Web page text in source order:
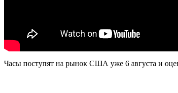
Часы поступят на рынок США уже 6 августа и